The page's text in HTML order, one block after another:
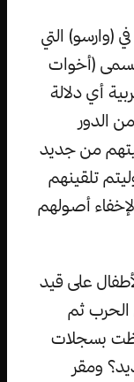
(وارسو) التي
(أخوات
أي دلالة
الدور
من جديد
تلقينهم
أصولهم
على قيد
الحرب ثم
بسجلات
ومقر